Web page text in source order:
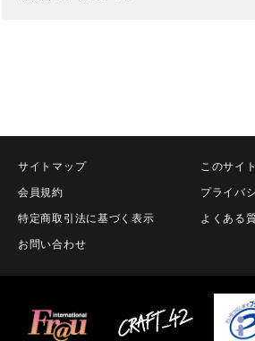
サイトマップ このサイ
会員規約 プライバ
特定商取引法に基づく表示 よくある
お問い合わせ